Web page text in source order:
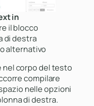
in
il blocco
di destra
alternativo
nel corpo del testo
compilare
nelle opzioni
di destra.